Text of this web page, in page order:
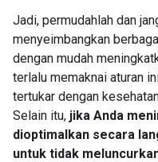
Jadi, permudahlah dan
menyeimbangkan
dengan mudah
terlalu memaknai aturan
tertukar dengan
Selain itu, jika Anda
dioptimalkan secara
untuk tidak